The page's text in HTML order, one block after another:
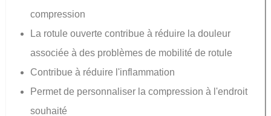
compression
La rotule ouverte contribue à réduire la douleur
associée à des problèmes de mobilité de rotule
Contribue à réduire l'inflammation
Permet de personnaliser la compression à l'endroit
souhaité